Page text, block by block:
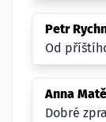
Petr
Od
Anna
Dobré